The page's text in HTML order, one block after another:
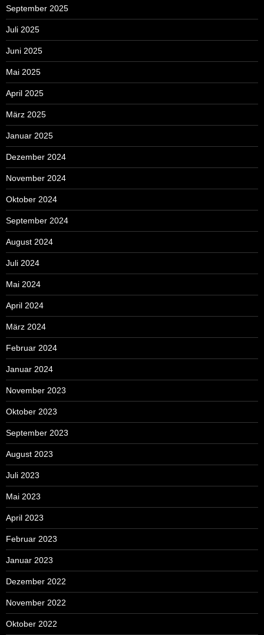
September 2025
Juli 2025
Juni 2025
Mai 2025
April 2025
März 2025
Januar 2025
Dezember 2024
November 2024
Oktober 2024
September 2024
August 2024
Juli 2024
Mai 2024
April 2024
März 2024
Februar 2024
Januar 2024
November 2023
Oktober 2023
September 2023
August 2023
Juli 2023
Mai 2023
April 2023
Februar 2023
Januar 2023
Dezember 2022
November 2022
Oktober 2022